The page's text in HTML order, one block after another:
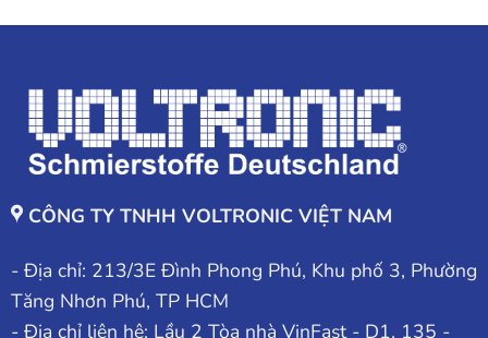
CÔNG TY TNHH VOLTRONIC VIỆT NAM
- Địa chỉ: 213/3E Đình Phong Phú, Khu phố 3, Phường
Tăng Nhơn Phú, TP HCM
- Địa chỉ liên hệ: Lầu 2 Tòa nhà VinFast - D1, 135 -